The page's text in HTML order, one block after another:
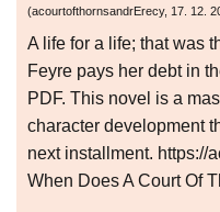
(acourtofthornsandrErecy, 17. 12.
A life for a life; that was
Feyre pays her debt in
PDF. This novel is a
character development
next installment. https://
When Does A Court Of